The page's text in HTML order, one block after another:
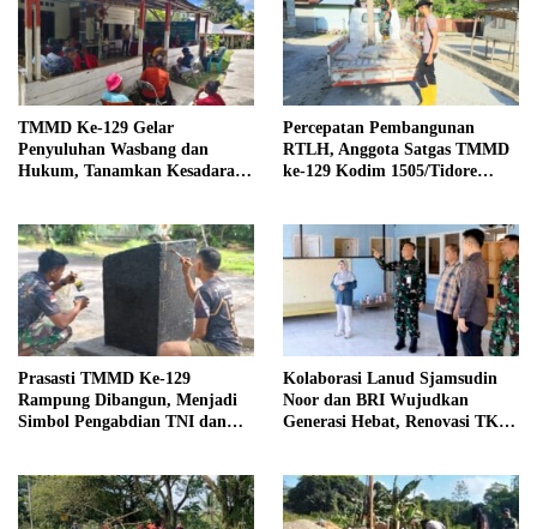
TMMD Ke-129 Gelar
Penyuluhan Wasbang dan
Hukum, Tanamkan Kesadaran
Percepatan Pembangunan
RTLH, Anggota Satgas TMMD
ke-129 Kodim 1505/Tidore
Prasasti TMMD Ke-129
Rampung Dibangun, Menjadi
Simbol Pengabdian TNI dan
Kolaborasi Lanud Sjamsudin
Noor dan BRI Wujudkan
Generasi Hebat, Renovasi TK